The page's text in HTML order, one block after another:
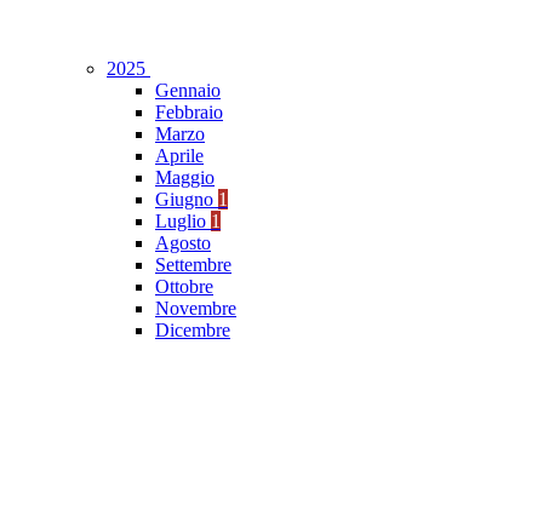
2025
Gennaio
Febbraio
Marzo
Aprile
Maggio
Giugno 1
Luglio 1
Agosto
Settembre
Ottobre
Novembre
Dicembre